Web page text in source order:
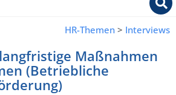
HR-Themen > Interviews
Maßnahmen
(Betriebliche